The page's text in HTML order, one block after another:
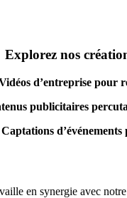
Explorez nos
d’entreprise pour
publicitaires
Captations
en synergie avec